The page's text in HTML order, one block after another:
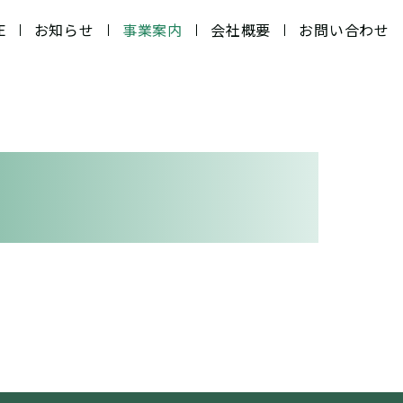
お知らせ 事業案内 会社概要 お問い合わせ